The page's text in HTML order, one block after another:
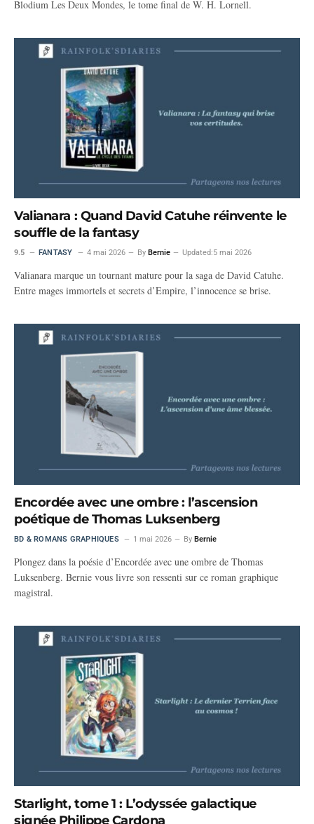
Blodium Les Deux Mondes, le tome final de W. H. Lornell.
Valianara : Quand David Catuhe réinvente le
souffle de la fantasy
9.5 FANTASY 4 mai 2026 By Bernie Updated:5 mai 2026
Valianara marque un tournant mature pour la saga de David Catuhe.
Entre mages immortels et secrets d’Empire, l’innocence se brise.
Encordée avec une ombre : l’ascension
poétique de Thomas Luksenberg
BD & ROMANS GRAPHIQUES 1 mai 2026 By Bernie
Plongez dans la poésie d’Encordée avec une ombre de Thomas
Luksenberg. Bernie vous livre son ressenti sur ce roman graphique
magistral.
Starlight, tome 1 : L’odyssée galactique
signée Philippe Cardona